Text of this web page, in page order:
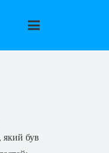
який був